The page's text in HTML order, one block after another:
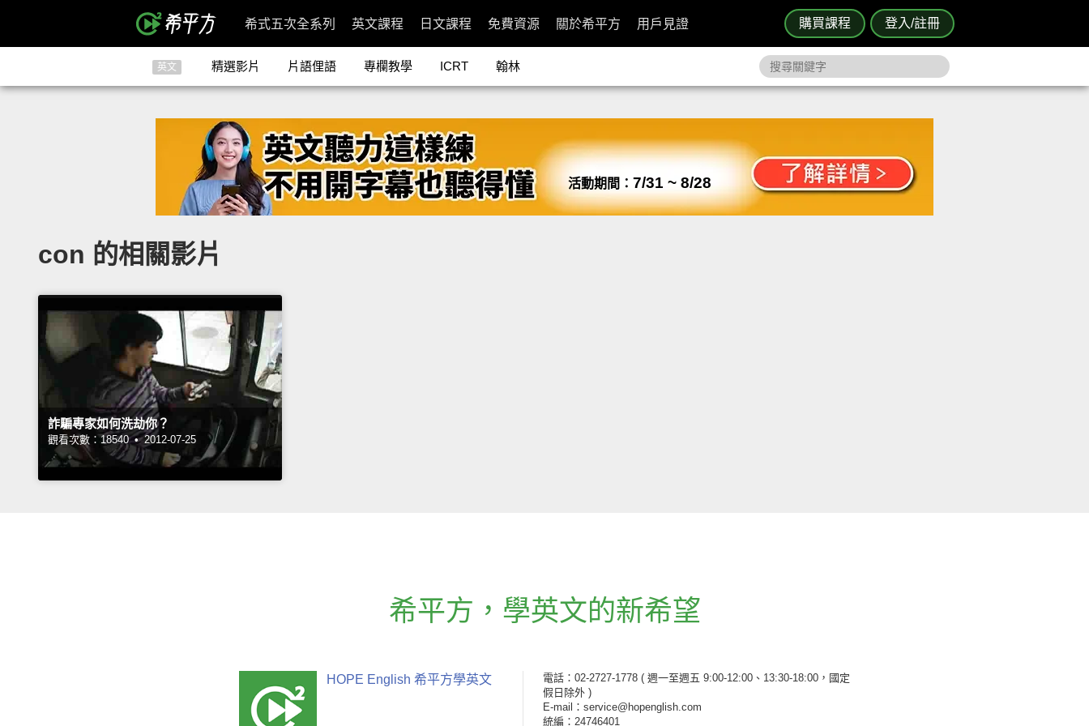
購買課程 登入/註冊
希式五次全系列 英文課程 日文課程 免費資源 關於希平方 用戶見證
英文 精選影片 片語俚語 專欄教學 ICRT 翰林
活動期間： 7/31 ~ 8/28
con 的相關影片
詐騙專家如何洗劫你？
觀看次數：18540 • 2012-07-25
希平方 ， 學英文的新希望
HOPE English 希平方學英文 電話：02-2727-1778 ( 週一至週五 9:00-12:00、13:30-18:00，國定
假日除外 )
E-mail：service@hopenglish.com
統編：24746401